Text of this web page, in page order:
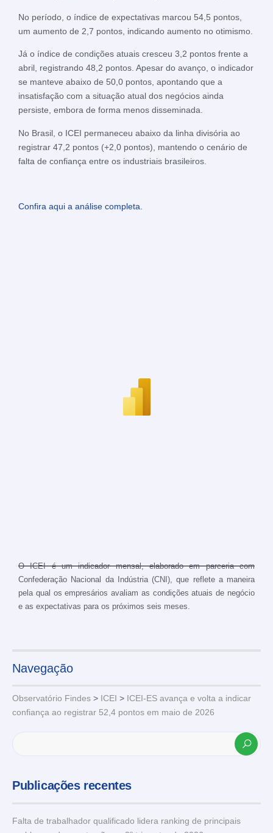
No período, o índice de expectativas marcou 54,5 pontos,
um aumento de 2,7 pontos, indicando aumento no otimismo.
Já o índice de condições atuais cresceu 3,2 pontos frente a
abril, registrando 48,2 pontos. Apesar do avanço, o indicador
se manteve abaixo de 50,0 pontos, apontando que a
insatisfação com a situação atual dos negócios ainda
persiste, embora de forma menos disseminada.
No Brasil, o ICEI permaneceu abaixo da linha divisória ao
registrar 47,2 pontos (+2,0 pontos), mantendo o cenário de
falta de confiança entre os industriais brasileiros.
Confira aqui a análise completa.
O ICEI é um indicador mensal, elaborado em parceria com
Confederação Nacional da Indústria (CNI), que reflete a maneira
pela qual os empresários avaliam as condições atuais de negócio
e as expectativas para os próximos seis meses.
Navegação
Observatório Findes > ICEI > ICEI-ES avança e volta a indicar
confiança ao registrar 52,4 pontos em maio de 2026
Publicações recentes
Falta de trabalhador qualificado lidera ranking de principais